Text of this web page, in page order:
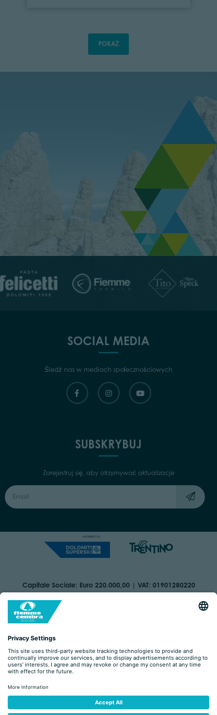
POKAŻ
SOCIAL MEDIA
Śledź nas w mediach społecznościowych
SUBSKRYBUJ
Zarejestruj się, aby otrzymywać aktualizacje
Capitale Sociale: Euro 220.000,00 | VAT: 01901280220
COOKIES IMPRINT
ORGANIZZAZIONE TRASPARENTE